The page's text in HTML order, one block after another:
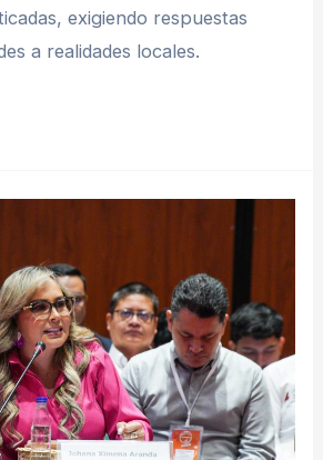
exigiendo respuestas
a realidades locales.